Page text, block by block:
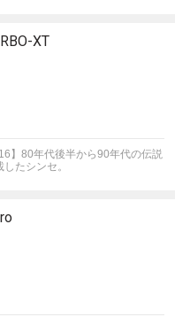
XT
】80年代後半から90年代の伝説
たシンセ。